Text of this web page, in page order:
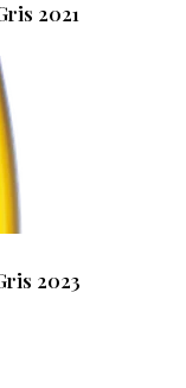
2021
2023